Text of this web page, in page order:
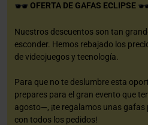
OFERTA DE GAFAS ECLIPSE
Nuestros descuentos son tan
esconder. Hemos rebajado los
de videojuegos y tecnología.
Para que no te deslumbre esta
prepares para el gran evento que
agosto—, ¡te regalamos unas
con todos los pedidos!